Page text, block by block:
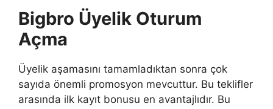
Bigbro Üyelik Oturum
Açma
Üyelik aşamasını tamamladıktan sonra çok
sayıda önemli promosyon mevcuttur. Bu teklifler
arasında ilk kayıt bonusu en avantajlıdır. Bu